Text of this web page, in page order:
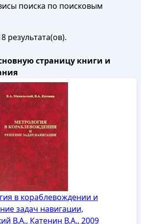
поиска по поисковым
результата(ов).
страницу книги и
в кораблевождении и
задач навигации,
В.А., Катенин В.А., 2009